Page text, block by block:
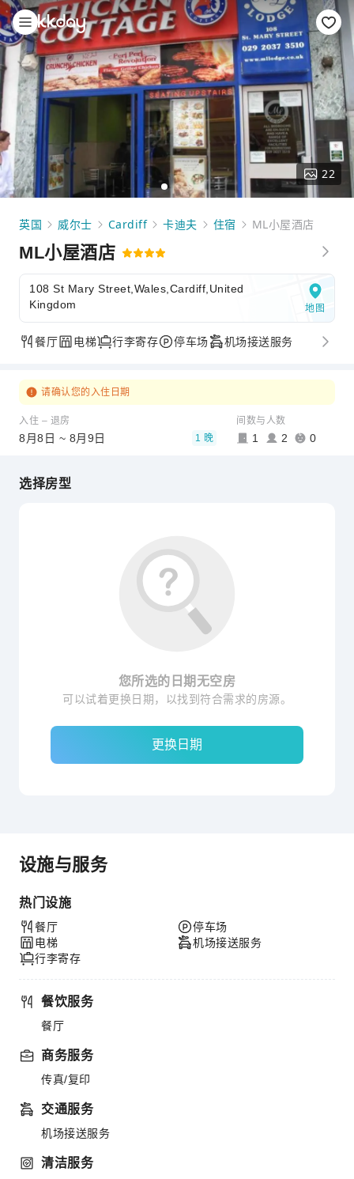
22
英国 威尔士 Cardiff 卡迪夫 住宿 ML小屋酒店
ML小屋酒店
108 St Mary Street,Wales,Cardiff,United
Kingdom
地图
餐厅 电梯 行李寄存 停车场 机场接送服务
请确认您的入住日期
入住 – 退房
8月8日 ~ 8月9日 1 晚
间数与人数
1 2 0
选择房型
您所选的日期无空房
可以试着更换日期，以找到符合需求的房源。
更换日期
设施与服务
热门设施
餐厅
电梯
行李寄存
停车场
机场接送服务
餐饮服务
餐厅
商务服务
传真/复印
交通服务
机场接送服务
清洁服务